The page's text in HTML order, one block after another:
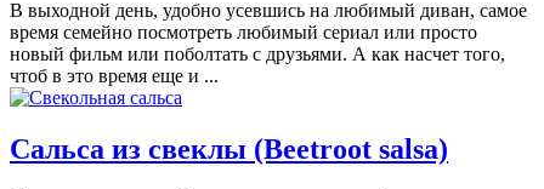
В выходной день, удобно усевшись на любимый диван, самое
время семейно посмотреть любимый сериал или просто
новый фильм или поболтать с друзьями. А как насчет того,
чтоб в это время еще и ...
Сальса из свеклы (Beetroot salsa)